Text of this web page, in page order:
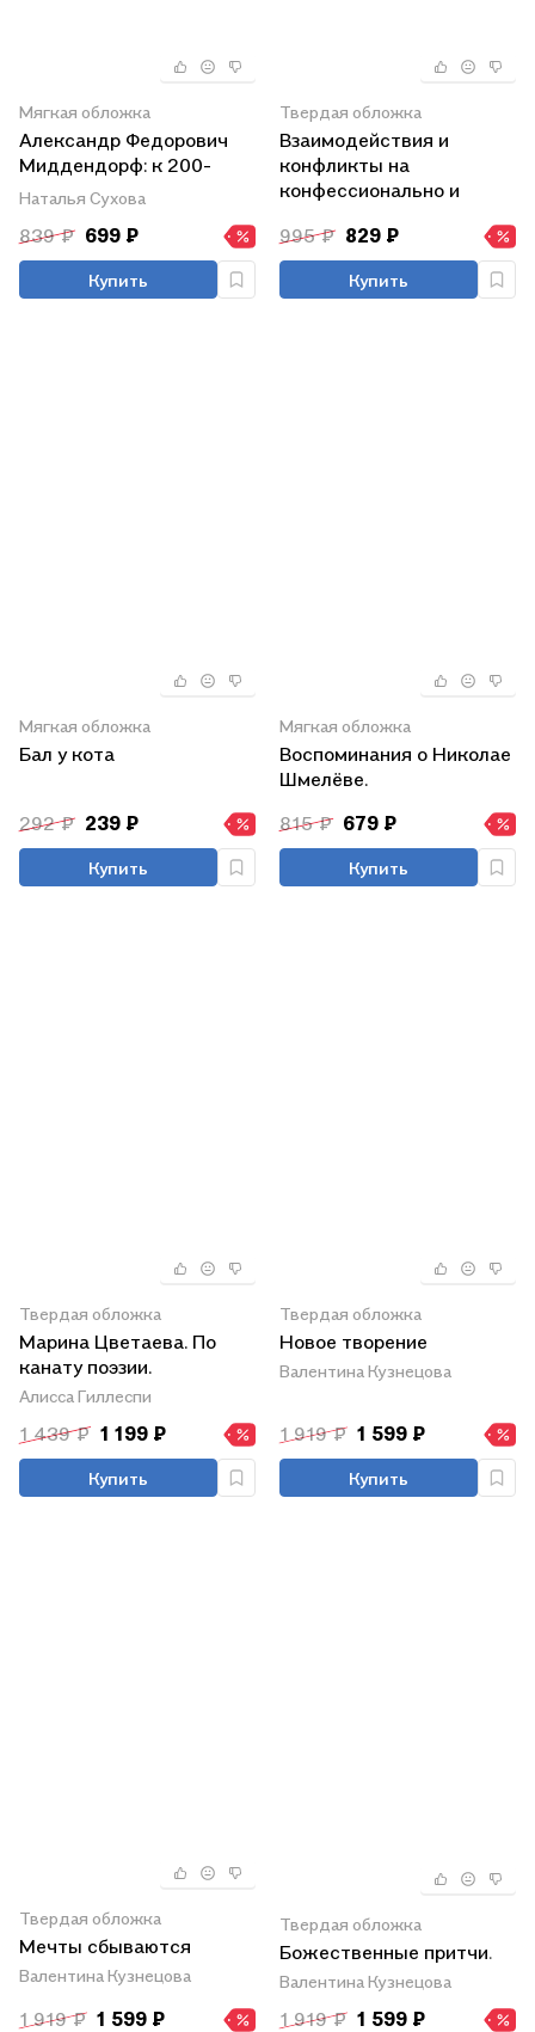
Мягкая обложка
Александр Федорович
Миддендорф: к 200-
летию со дня рождения.
Изд. 2-е, перераб. и доп.
Наталья Сухова
839 ₽ 699 ₽
Купить
Твердая обложка
Взаимодействия и
конфликты на
конфессионально и
территориях
Центральной и Восто
995 ₽ 829 ₽
Купить
Мягкая обложка
Бал у кота
292 ₽ 239 ₽
Купить
Мягкая обложка
Воспоминания о Николае
Шмелёве.
815 ₽ 679 ₽
Купить
Твердая обложка
Марина Цветаева. По
канату поэзии.
Алисса Гиллеспи
1 439 ₽ 1 199 ₽
Купить
Твердая обложка
Новое творение
Валентина Кузнецова
1 919 ₽ 1 599 ₽
Купить
Твердая обложка
Мечты сбываются
Валентина Кузнецова
1 919 ₽ 1 599 ₽
Твердая обложка
Божественные притчи.
Валентина Кузнецова
1 919 ₽ 1 599 ₽